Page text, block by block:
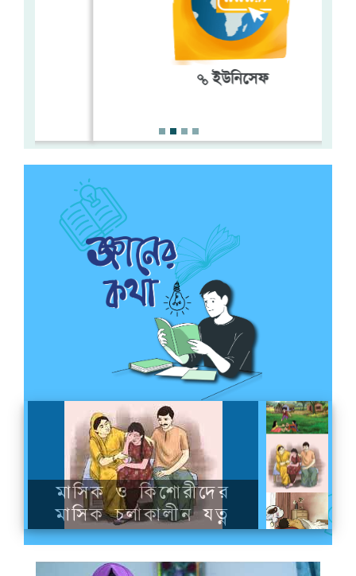
ইউনিসেফ
খাদ্য ও পুষ্টি চক্র
কৈশোরকাল
মাসিক ও কিশোরীদের
মাসিক চলাকালীন যত্ন